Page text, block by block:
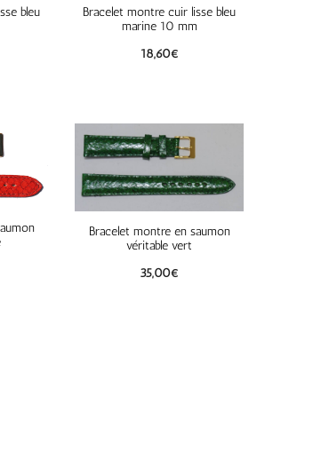
bleu
Bracelet montre cuir lisse bleu
marine 10 mm
18,60€
Bracelet montre en saumon
véritable vert
35,00€